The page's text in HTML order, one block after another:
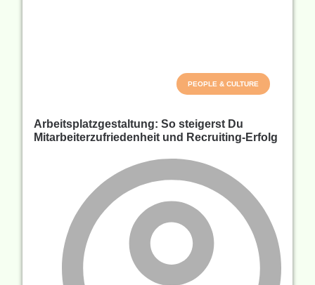
PEOPLE & CULTURE
Arbeitsplatzgestaltung: So steigerst Du
Mitarbeiterzufriedenheit und Recruiting-Erfolg